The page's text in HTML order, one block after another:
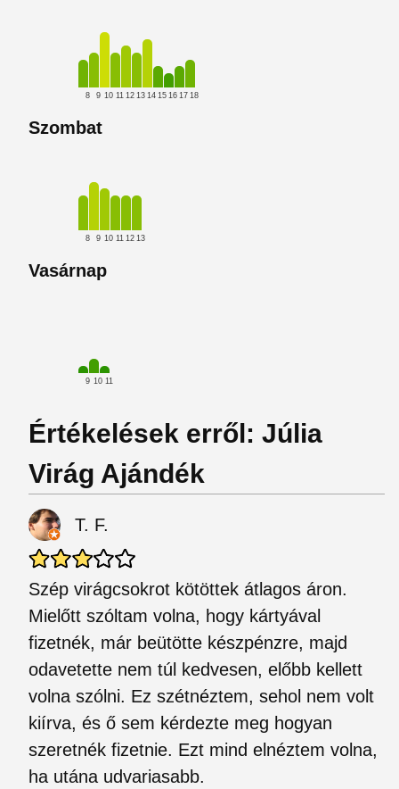
8 9 10 11 12 13 14 15 16 17 18
Szombat
8 9 10 11 12 13
Vasárnap
9 10 11
Értékelések erről: Júlia
Virág Ajándék
T. F.
Szép virágcsokrot kötöttek átlagos áron.
Mielőtt szóltam volna, hogy kártyával
fizetnék, már beütötte készpénzre, majd
odavetette nem túl kedvesen, előbb kellett
volna szólni. Ez szétnéztem, sehol nem volt
kiírva, és ő sem kérdezte meg hogyan
szeretnék fizetnie. Ezt mind elnéztem volna,
ha utána udvariasabb.